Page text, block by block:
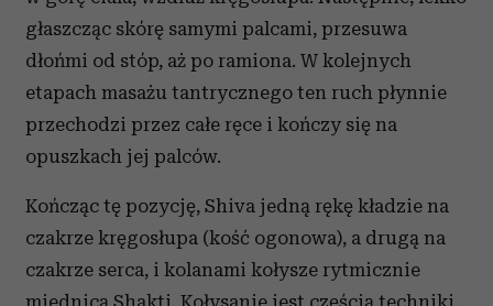
otrzymanymi od Ciebie lub uzyskanymi podczas
korzystania z ich usług.
głaszcząc skórę samymi palcami, przesuwa
dłońmi od stóp, aż po ramiona. W kolejnych
etapach masażu tantrycznego ten ruch płynnie
przechodzi przez całe ręce i kończy się na
opuszkach jej palców.
Kończąc tę pozycję, Shiva jedną rękę kładzie na
czakrze kręgosłupa (kość ogonowa), a drugą na
czakrze serca, i kolanami kołysze rytmicznie
miednicą Shakti. Kołysanie jest częścią techniki,